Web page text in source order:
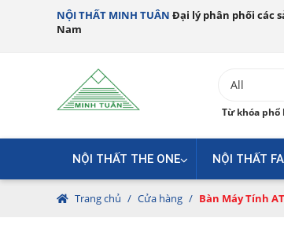
NỘI THẤT MINH TUÂN Đại lý phân phối các
Nam
Từ khóa phổ
NỘI THẤT THE ONE NỘI THẤT
Trang chủ / Cửa hàng / Bàn Máy Tính